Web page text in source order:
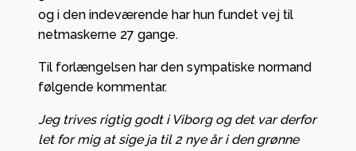
og i den indeværende har hun fundet vej til
netmaskerne 27 gange.
Til forlængelsen har den sympatiske normand
følgende kommentar.
Jeg trives rigtig godt i Viborg og det var derfor
let for mig at sige ja til 2 nye år i den grønne